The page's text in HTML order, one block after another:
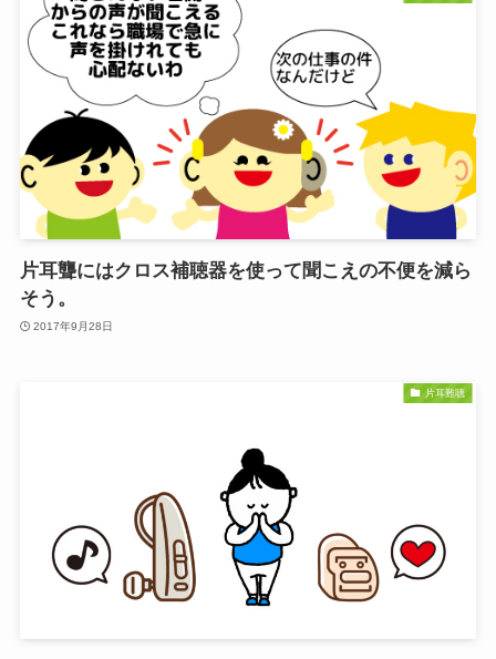
片耳聾にはクロス補聴器を使って聞こえの不便を減ら
そう。
2017年9月28日
片耳難聴